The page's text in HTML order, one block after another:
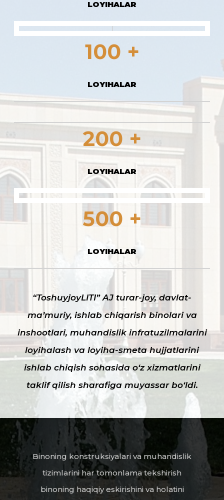
LOYIHALAR
100 +
LOYIHALAR
200 +
LOYIHALAR
500 +
LOYIHALAR
“ToshuyjoyLITI” AJ turar-joy, davlat-
ma’muriy, ishlab chiqarish binolari va
inshootlari, muhandislik infratuzilmalarini
loyihalash va loyiha-smeta hujjatlarini
ishlab chiqish sohasida o‘z xizmatlarini
taklif qilish sharafiga muyassar bo‘ldi.
Binoning konstruksiyalari va muhandislik
tizimlarini har tomonlama tekshirish
binoning haqiqiy eskirishini va holatini